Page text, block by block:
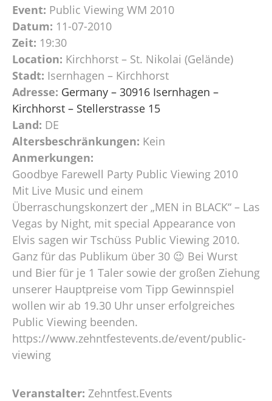
Event: Public Viewing WM 2010
Datum: 11-07-2010
Zeit: 19:30
Location: Kirchhorst – St. Nikolai (Gelände)
Stadt: Isernhagen – Kirchhorst
Adresse: Germany – 30916 Isernhagen –
Kirchhorst – Stellerstrasse 15
Land: DE
Altersbeschränkungen: Kein
Anmerkungen:
Goodbye Farewell Party Public Viewing 2010
Mit Live Music und einem
Überraschungskonzert der „MEN in BLACK“ – Las
Vegas by Night, mit special Appearance von
Elvis sagen wir Tschüss Public Viewing 2010.
Ganz für das Publikum über 30 😉 Bei Wurst
und Bier für je 1 Taler sowie der großen Ziehung
unserer Hauptpreise vom Tipp Gewinnspiel
wollen wir ab 19.30 Uhr unser erfolgreiches
Public Viewing beenden.
https://www.zehntfestevents.de/event/public-
viewing
Veranstalter: Zehntfest.Events